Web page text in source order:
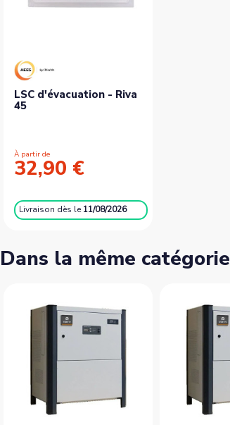
LSC d'évacuation - Riva
45
À partir de
32,90 €
Livraison dès le 11/08/2026
Dans la même catégorie